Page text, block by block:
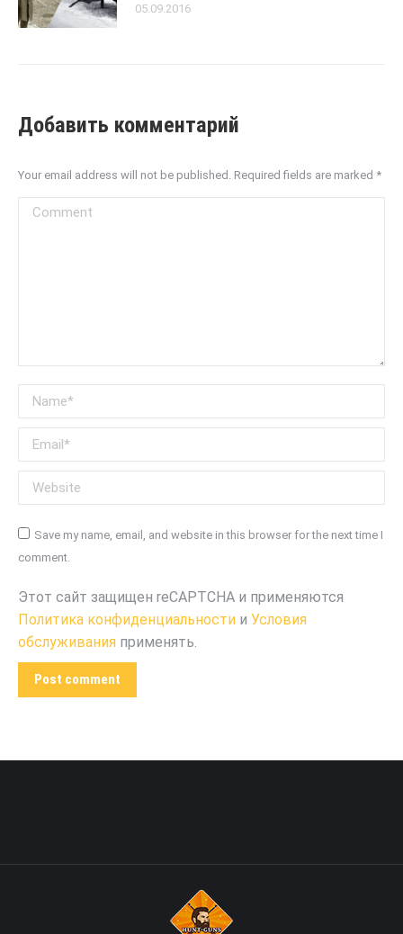
05.09.2016
Добавить комментарий
Your email address will not be published. Required fields are marked *
Comment
Name *
Email *
Website
Save my name, email, and website in this browser for the next time I
comment.
Этот сайт защищен reCAPTCHA и применяются
Политика конфиденциальности и Условия
обслуживания применять.
Post comment